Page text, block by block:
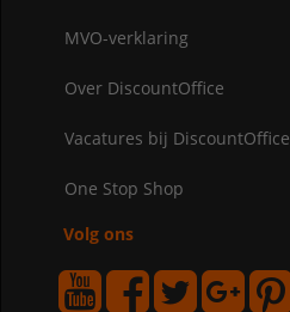
MVO-verklaring
Over DiscountOffice
Vacatures bij DiscountOffice
One Stop Shop
Volg ons